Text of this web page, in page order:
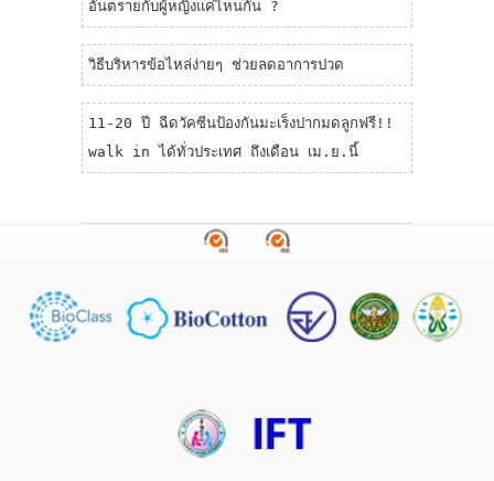
อันตรายกับผู้หญิงแค่ไหนกัน ?
วิธีบริหารข้อไหล่ง่ายๆ ช่วยลดอาการปวด
11-20 ปี ฉีดวัคซีนป้องกันมะเร็งปากมดลูกฟรี!!
walk in ได้ทั่วประเทศ ถึงเดือน เม.ย.นี้